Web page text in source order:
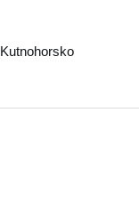
Kutnohorsko